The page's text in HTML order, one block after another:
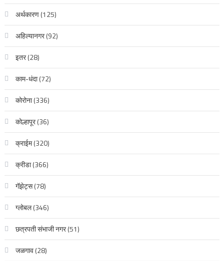
अर्थकारण(125)
अहिल्यानगर(92)
इतर(28)
काम-धंदा(72)
कोरोना(336)
कोल्हापूर(36)
क्राईम(320)
क्रीडा(366)
गॅझेट्स(78)
ग्लोबल(346)
छत्रपती संभाजी नगर(51)
जळगाव(28)